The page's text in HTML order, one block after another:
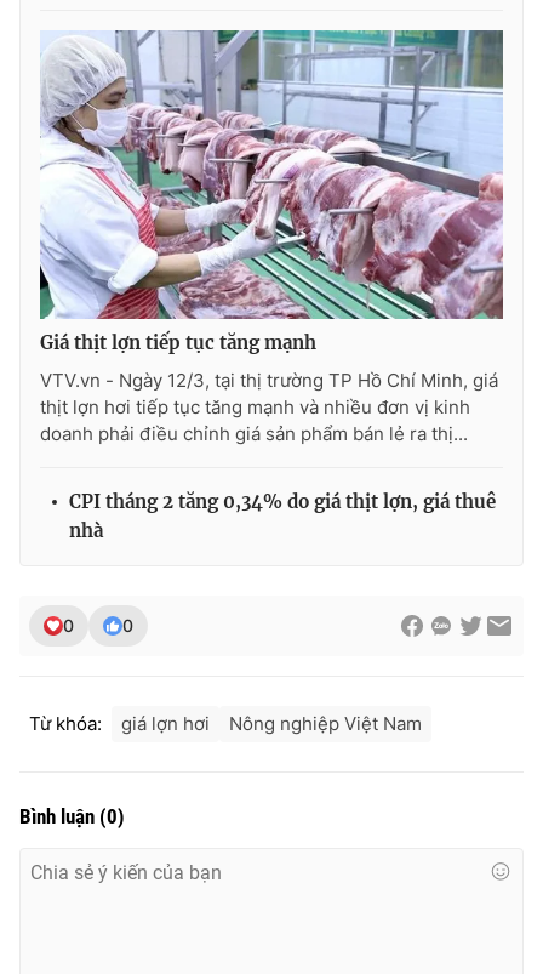
Email:toasoan@vtv.vn
Liên hệ quảng cáo:
024-7300.7108
® Cấm sao chép dưới mọi hình thức nếu không có sự chấp
thuận bằng văn bản. Ghi rõ nguồn VTV.vn khi phát hành lại
Giá thịt lợn tiếp tục tăng mạnh
VTV.vn - Ngày 12/3, tại thị trường TP Hồ Chí Minh, giá
thịt lợn hơi tiếp tục tăng mạnh và nhiều đơn vị kinh
doanh phải điều chỉnh giá sản phẩm bán lẻ ra thị...
CPI tháng 2 tăng 0,34% do giá thịt lợn, giá thuê
nhà
0 0
Từ khóa: giá lợn hơi Nông nghiệp Việt Nam
Bình luận (0)